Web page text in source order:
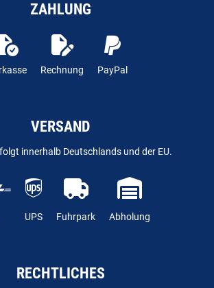
ZAHLUNG
Rechnung PayPal
VERSAND
innerhalb Deutschlands und der EU.
UPS Fuhrpark Abholung
RECHTLICHES